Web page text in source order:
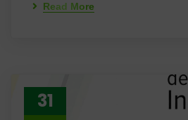
Read More
31